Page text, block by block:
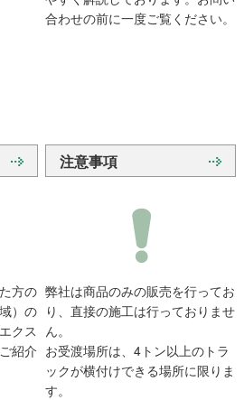
合わせの前に一度ご覧ください。
方の
）の
クス
紹介
注意事項
弊社は商品のみの販売を行ってお
り、直接の施工は行っておりませ
ん。
お受渡場所は、4トン以上のトラ
ックが横付けできる場所に限りま
す。